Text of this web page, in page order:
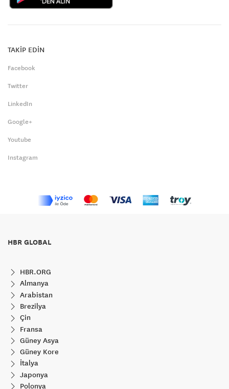
TAKİP EDİN
Facebook
Twitter
LinkedIn
Google+
Youtube
Instagram
HBR GLOBAL
HBR.ORG
Almanya
Arabistan
Brezilya
Çin
Fransa
Güney Asya
Güney Kore
İtalya
Japonya
Polonya